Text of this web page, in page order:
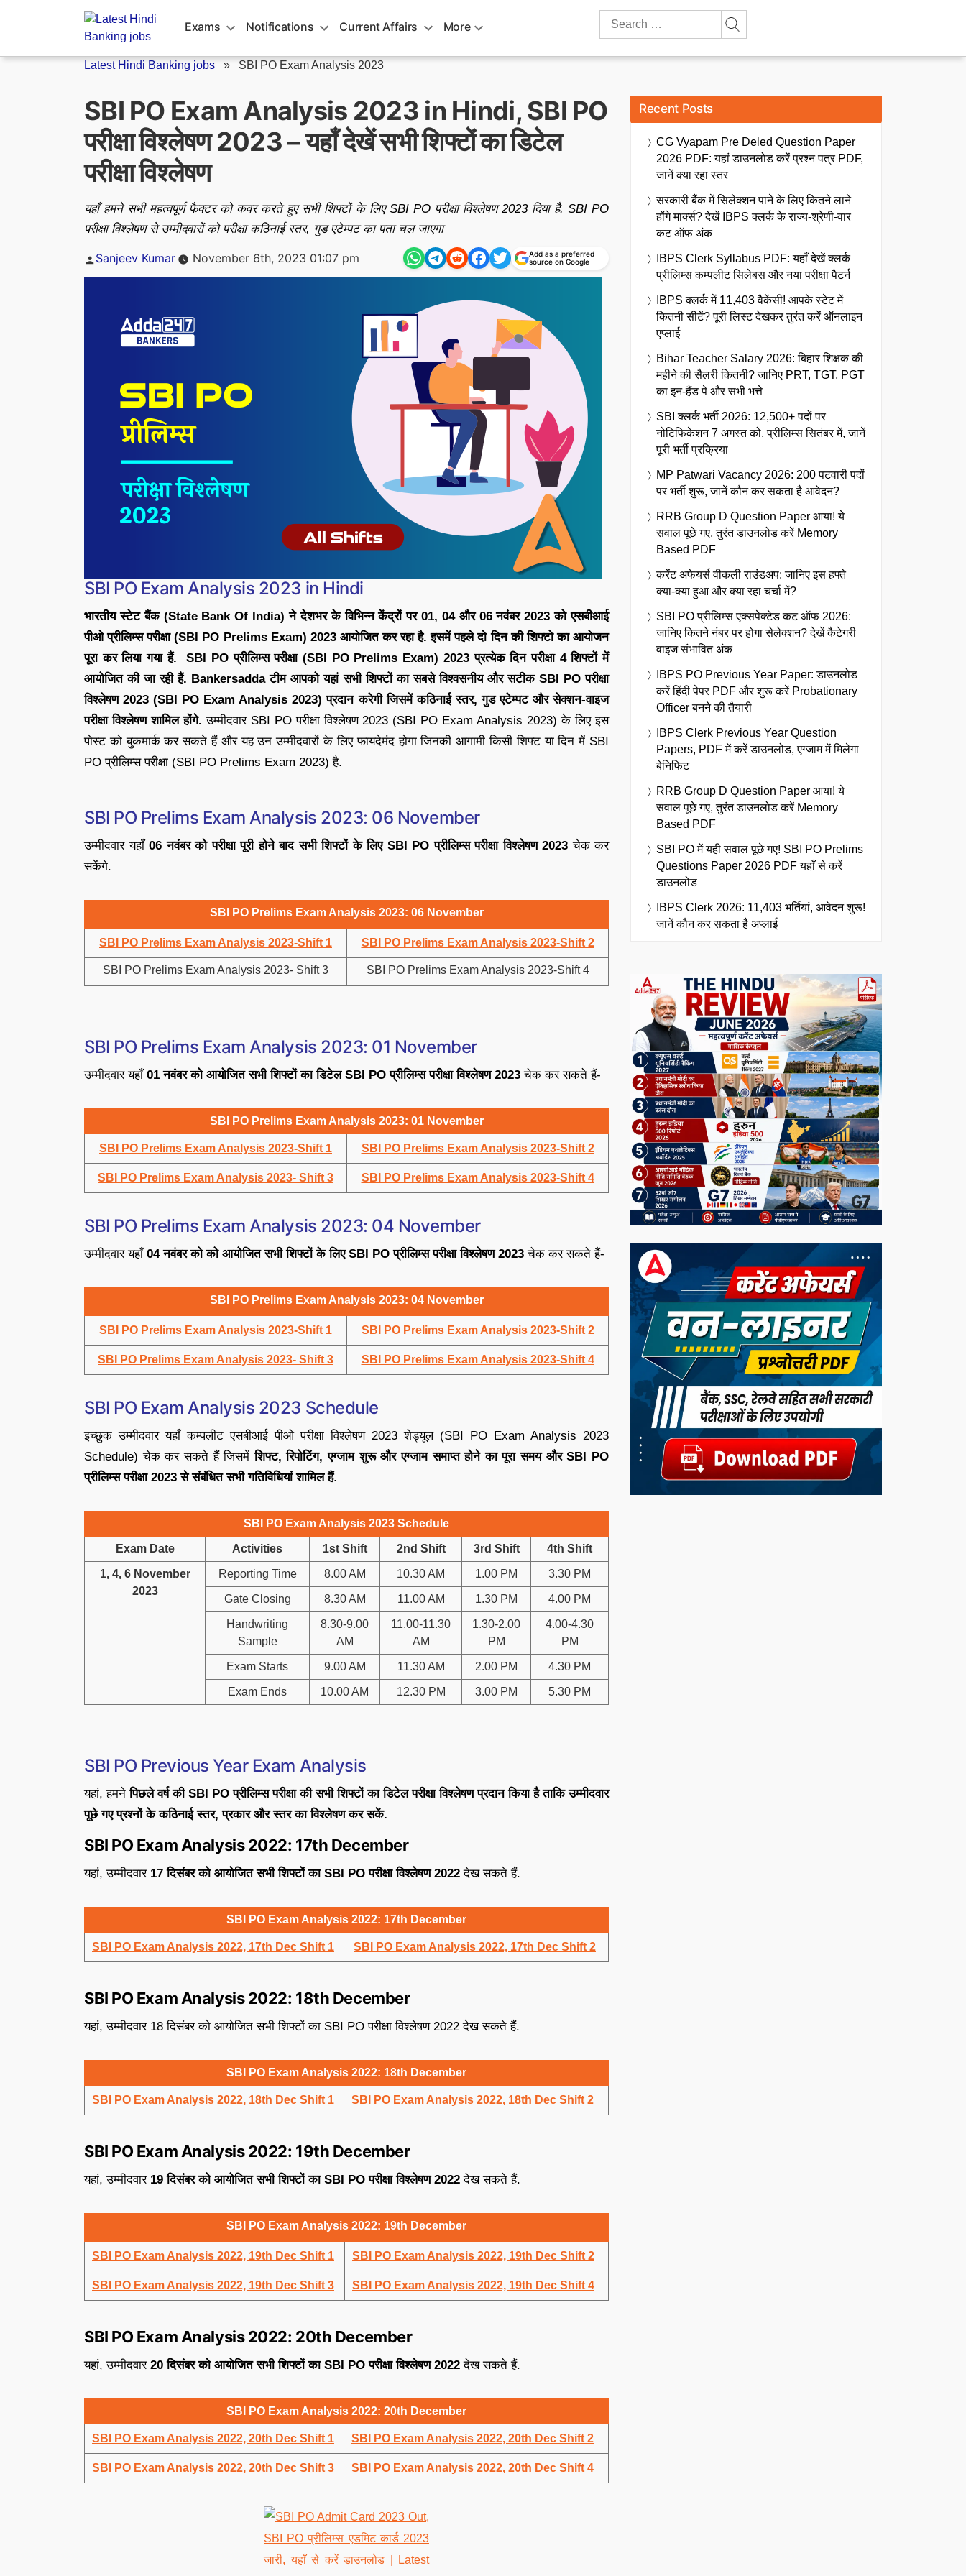
Exams Notifications Current Affairs More
Search
Latest Hindi Banking jobs » SBI PO Exam Analysis 2023
SBI PO Exam Analysis 2023 in Hindi, SBI PO
परीक्षा विश्लेषण 2023 – यहाँ देखें सभी शिफ्टों का डिटेल
परीक्षा विश्लेषण
यहाँ हमने सभी महत्वपूर्ण फैक्टर को कवर करते हुए सभी शिफ्टों के लिए SBI PO परीक्षा विश्लेषण 2023 दिया है. SBI PO
परीक्षा विश्लेषण से उम्मीदवारों को परीक्षा कठिनाई स्तर, गुड एटेम्पट का पता चल जाएगा
Posted
Sanjeev Kumar November 6th, 2023 01:07 pm
Add as a preferred
source on Google
SBI PO Exam Analysis 2023 in Hindi
भारतीय स्टेट बैंक (State Bank Of India) ने देशभर के विभिन्न केंद्रों पर 01, 04 और 06 नवंबर 2023 को एसबीआई
पीओ प्रीलिम्स परीक्षा (SBI PO Prelims Exam) 2023 आयोजित कर रहा है. इसमें पहले दो दिन की शिफ्टो का आयोजन
पूरा कर लिया गया हैं. SBI PO प्रीलिम्स परीक्षा (SBI PO Prelims Exam) 2023 प्रत्येक दिन परीक्षा 4 शिफ्टों में
आयोजित की जा रही हैं. Bankersadda टीम आपको यहां सभी शिफ्टों का सबसे विश्वसनीय और सटीक SBI PO परीक्षा
विश्लेषण 2023 (SBI PO Exam Analysis 2023) प्रदान करेगी जिसमें कठिनाई स्तर, गुड एटेम्पट और सेक्शन-वाइज
परीक्षा विश्लेषण शामिल होंगे. उम्मीदवार SBI PO परीक्षा विश्लेषण 2023 (SBI PO Exam Analysis 2023) के लिए इस
पोस्ट को बुकमार्क कर सकते हैं और यह उन उम्मीदवारों के लिए फायदेमंद होगा जिनकी आगामी किसी शिफ्ट या दिन में SBI
PO प्रीलिम्स परीक्षा (SBI PO Prelims Exam 2023) है.
SBI PO Prelims Exam Analysis 2023: 06 November
उम्मीदवार यहाँ06 नवंबर को परीक्षा पूरी होने बाद सभी शिफ्टों के लिए SBI PO प्रीलिम्स परीक्षा विश्लेषण 2023 चेक कर
सकेंगे.
SBI PO Prelims Exam Analysis 2023: 06 November
SBI PO Prelims Exam Analysis 2023-Shift 1 SBI PO Prelims Exam Analysis 2023-Shift 2
SBI PO Prelims Exam Analysis 2023- Shift 3 SBI PO Prelims Exam Analysis 2023-Shift 4
SBI PO Prelims Exam Analysis 2023: 01 November
उम्मीदवार यहाँ01 नवंबर को आयोजित सभी शिफ्टों का डिटेल SBI PO प्रीलिम्स परीक्षा विश्लेषण 2023 चेक कर सकते हैं-
SBI PO Prelims Exam Analysis 2023: 01 November
SBI PO Prelims Exam Analysis 2023-Shift 1 SBI PO Prelims Exam Analysis 2023-Shift 2
SBI PO Prelims Exam Analysis 2023- Shift 3 SBI PO Prelims Exam Analysis 2023-Shift 4
SBI PO Prelims Exam Analysis 2023: 04 November
उम्मीदवार यहाँ 04 नवंबर को को आयोजित सभी शिफ्टों के लिए SBI PO प्रीलिम्स परीक्षा विश्लेषण 2023 चेक कर सकते हैं-
SBI PO Prelims Exam Analysis 2023: 04 November
SBI PO Prelims Exam Analysis 2023-Shift 1 SBI PO Prelims Exam Analysis 2023-Shift 2
SBI PO Prelims Exam Analysis 2023- Shift 3 SBI PO Prelims Exam Analysis 2023-Shift 4
SBI PO Exam Analysis 2023 Schedule
इच्छुक उम्मीदवार यहाँ कम्पलीट एसबीआई पीओ परीक्षा विश्लेषण 2023 शेड्यूल (SBI PO Exam Analysis 2023
Schedule) चेक कर सकते हैं जिसमेंशिफ्ट, रिपोटिंग, एग्जाम शुरू और एग्जाम समाप्त होने का पूरा समय और SBI PO
प्रीलिम्स परीक्षा 2023 से संबंधित सभी गतिविधियां शामिल हैं.
SBI PO Exam Analysis 2023 Schedule
Exam Date Activities 1st Shift 2nd Shift 3rd Shift 4th Shift
1, 4, 6 November
2023
Reporting Time 8.00 AM 10.30 AM 1.00 PM 3.30 PM
Gate Closing 8.30 AM 11.00 AM 1.30 PM 4.00 PM
Handwriting
Sample
8.30-9.00
AM
11.00-11.30
AM
1.30-2.00
PM
4.00-4.30
PM
Exam Starts 9.00 AM 11.30 AM 2.00 PM 4.30 PM
Exam Ends 10.00 AM 12.30 PM 3.00 PM 5.30 PM
SBI PO Previous Year Exam Analysis
यहां, हमने पिछले वर्ष की SBI PO प्रीलिम्स परीक्षा की सभी शिफ्टों का डिटेल परीक्षा विश्लेषण प्रदान किया है ताकि उम्मीदवार
पूछे गए प्रश्नों के कठिनाई स्तर, प्रकार और स्तर का विश्लेषण कर सकें.
SBI PO Exam Analysis 2022: 17th December
यहां, उम्मीदवार17 दिसंबर को आयोजित सभी शिफ्टों का SBI PO परीक्षा विश्लेषण 2022 देख सकते हैं.
SBI PO Exam Analysis 2022: 17th December
SBI PO Exam Analysis 2022, 17th Dec Shift 1 SBI PO Exam Analysis 2022, 17th Dec Shift 2
SBI PO Exam Analysis 2022: 18th December
यहां, उम्मीदवार 18 दिसंबर को आयोजित सभी शिफ्टों का SBI PO परीक्षा विश्लेषण 2022 देख सकते हैं.
SBI PO Exam Analysis 2022: 18th December
SBI PO Exam Analysis 2022, 18th Dec Shift 1 SBI PO Exam Analysis 2022, 18th Dec Shift 2
SBI PO Exam Analysis 2022: 19th December
यहां, उम्मीदवार 19 दिसंबर को आयोजित सभी शिफ्टों का SBI PO परीक्षा विश्लेषण 2022 देख सकते हैं.
SBI PO Exam Analysis 2022: 19th December
SBI PO Exam Analysis 2022, 19th Dec Shift 1 SBI PO Exam Analysis 2022, 19th Dec Shift 2
SBI PO Exam Analysis 2022, 19th Dec Shift 3 SBI PO Exam Analysis 2022, 19th Dec Shift 4
SBI PO Exam Analysis 2022: 20th December
यहां, उम्मीदवार20 दिसंबर को आयोजित सभी शिफ्टों का SBI PO परीक्षा विश्लेषण 2022 देख सकते हैं.
SBI PO Exam Analysis 2022: 20th December
SBI PO Exam Analysis 2022, 20th Dec Shift 1 SBI PO Exam Analysis 2022, 20th Dec Shift 2
SBI PO Exam Analysis 2022, 20th Dec Shift 3 SBI PO Exam Analysis 2022, 20th Dec Shift 4
Recent Posts
CG Vyapam Pre Deled Question Paper
2026 PDF: यहां डाउनलोड करें प्रश्न पत्र PDF,
जानें क्या रहा स्तर
सरकारी बैंक में सिलेक्शन पाने के लिए कितने लाने
होंगे मार्क्स? देखें IBPS क्लर्क के राज्य-श्रेणी-वार
कट ऑफ अंक
IBPS Clerk Syllabus PDF: यहाँ देखें क्लर्क
प्रीलिम्स कम्पलीट सिलेबस और नया परीक्षा पैटर्न
IBPS क्लर्क में 11,403 वैकेंसी! आपके स्टेट में
कितनी सीटें? पूरी लिस्ट देखकर तुरंत करें ऑनलाइन
एप्लाई
Bihar Teacher Salary 2026: बिहार शिक्षक की
महीने की सैलरी कितनी? जानिए PRT, TGT, PGT
का इन-हैंड पे और सभी भत्ते
SBI क्लर्क भर्ती 2026: 12,500+ पदों पर
नोटिफिकेशन 7 अगस्त को, प्रीलिम्स सितंबर में, जानें
पूरी भर्ती प्रक्रिया
MP Patwari Vacancy 2026: 200 पटवारी पदों
पर भर्ती शुरू, जानें कौन कर सकता है आवेदन?
RRB Group D Question Paper आया! ये
सवाल पूछे गए, तुरंत डाउनलोड करें Memory
Based PDF
करेंट अफेयर्स वीकली राउंडअप: जानिए इस हफ्ते
क्या-क्या हुआ और क्या रहा चर्चा में?
SBI PO प्रीलिम्स एक्सपेक्टेड कट ऑफ 2026:
जानिए कितने नंबर पर होगा सेलेक्शन? देखें कैटेगरी
वाइज संभावित अंक
IBPS PO Previous Year Paper: डाउनलोड
करें हिंदी पेपर PDF और शुरू करें Probationary
Officer बनने की तैयारी
IBPS Clerk Previous Year Question
Papers, PDF में करें डाउनलोड, एग्जाम में मिलेगा
बेनिफिट
RRB Group D Question Paper आया! ये
सवाल पूछे गए, तुरंत डाउनलोड करें Memory
Based PDF
SBI PO में यही सवाल पूछे गए! SBI PO Prelims
Questions Paper 2026 PDF यहाँ से करें
डाउनलोड
IBPS Clerk 2026: 11,403 भर्तियां, आवेदन शुरू!
जानें कौन कर सकता है अप्लाई